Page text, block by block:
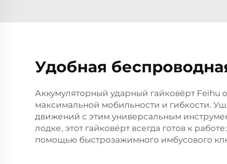
Удобная
Аккумуляторный ударный гайковёрт
максимальной мобильности и гибкости.
движений с этим универсальным
лодке, этот гайковёрт всегда готов к
помощью быстрозажимного имбусового